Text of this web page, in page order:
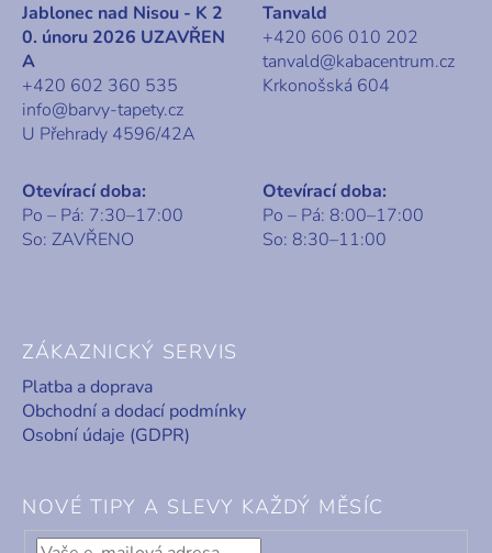
Jablonec nad Nisou - K 2
0. únoru 2026 UZAVŘEN
A
+420 602 360 535
info@barvy-tapety.cz
U Přehrady 4596/42A
Tanvald
+420 606 010 202
tanvald@kabacentrum.cz
Krkonošská 604
Otevírací doba:
Po – Pá: 7:30–17:00
So: ZAVŘENO
Otevírací doba:
Po – Pá: 8:00–17:00
So: 8:30–11:00
ZÁKAZNICKÝ SERVIS
Platba a doprava
Obchodní a dodací podmínky
Osobní údaje (GDPR)
NOVÉ TIPY A SLEVY KAŽDÝ MĚSÍC